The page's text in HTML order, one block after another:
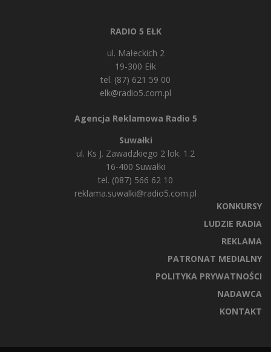
RADIO 5 EŁK
ul. Małeckich 2
19-300 Ełk
tel. (87) 621 59 00
elk@radio5.com.pl
Agencja Reklamowa Radio 5
Suwałki
ul. Ks J. Zawadzkiego 2 lok. 1.2
16-400 Suwałki
tel. (087) 566 62 10
reklama.suwalki@radio5.com.pl
KONKURSY
LUDZIE RADIA
REKLAMA
PATRONAT MEDIALNY
POLITYKA PRYWATNOŚCI
NADAWCA
KONTAKT